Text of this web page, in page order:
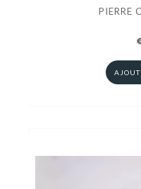
PIERRE